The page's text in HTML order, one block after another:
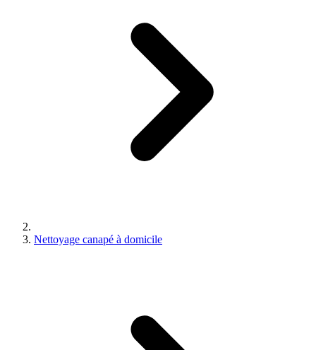
Nettoyage canapé à domicile